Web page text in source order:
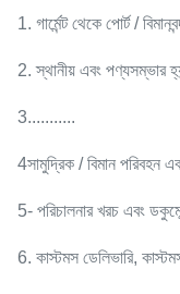
1. গার্মেন্ট থেকে পোর্ট /
2. স্থানীয় এবং পণ্যসম্ভার
3...........
4সামুদ্রিক / বিমান পরিবহন
5- পরিচালনার খরচ এবং
6. কাস্টমস ডেলিভারি,